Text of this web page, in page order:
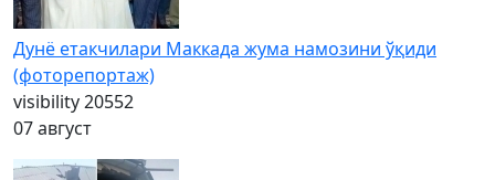
Дунё етакчилари Маккада жума намозини ўқиди
(фоторепортаж)
visibility20552
07 август